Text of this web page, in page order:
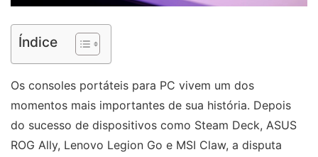
Índice
Os consoles portáteis para PC vivem um dos
momentos mais importantes de sua história. Depois
do sucesso de dispositivos como Steam Deck, ASUS
ROG Ally, Lenovo Legion Go e MSI Claw, a disputa